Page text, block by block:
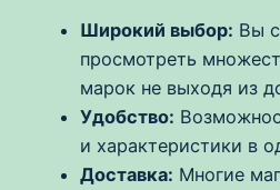
Широкий выбор: Вы
просмотреть
марок не выходя из
Удобство:
и характеристики в
Доставка: Многие